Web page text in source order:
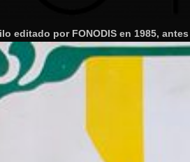
editado por FONODIS en 1985,